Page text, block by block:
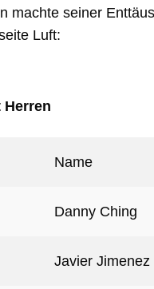
machte seiner
Luft:
Herren
Name
Danny Ching
Javier Jimenez